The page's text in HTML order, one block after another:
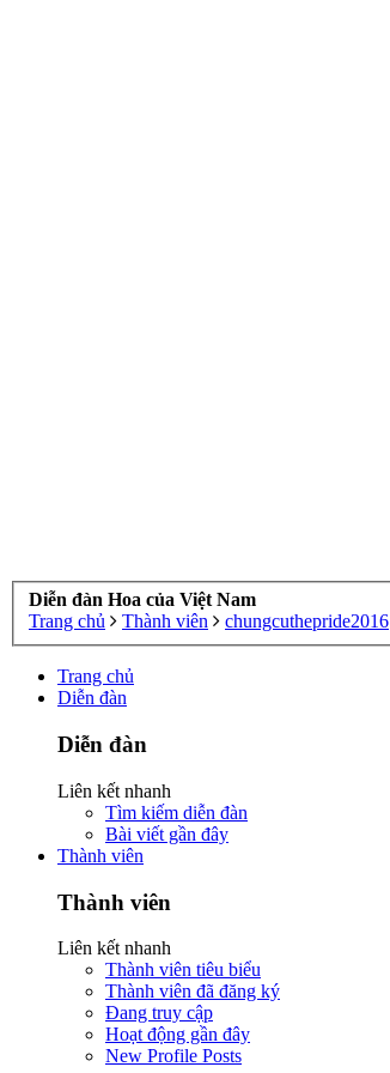
Diễn đàn Hoa của Việt Nam
Trang chủ
Thành viên chungcuthepride2016
Trang chủ
Diễn đàn
Diễn đàn
Liên kết nhanh
Tìm kiếm diễn đàn
Bài viết gần đây
Thành viên
Thành viên
Liên kết nhanh
Thành viên tiêu biểu
Thành viên đã đăng ký
Đang truy cập
Hoạt động gần đây
New Profile Posts